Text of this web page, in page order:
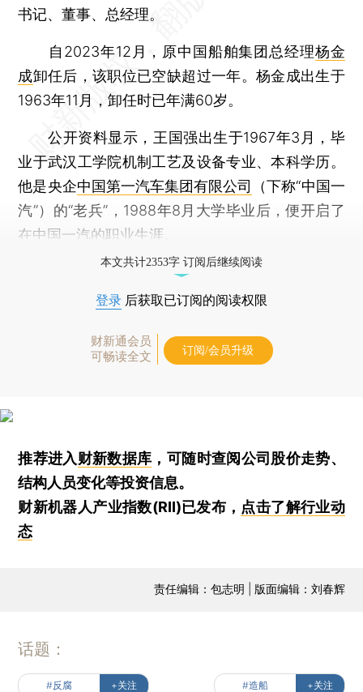
书记、董事、总经理。
自2023年12月，原中国船舶集团总经理杨金
成卸任后，该职位已空缺超过一年。杨金成出生于
1963年11月，卸任时已年满60岁。
公开资料显示，王国强出生于1967年3月，毕
业于武汉工学院机制工艺及设备专业、本科学历。
他是央企中国第一汽车集团有限公司
（下称“中国一
汽”）的“老兵”，1988年8月大学毕业后，便开启了
在中国一汽的职业生涯。
本文共计2353字 订阅后继续阅读
登录 后获取已订阅的阅读权限
财新通会员
可畅读全文
订阅/会员升级
推荐进入财新数据库 ，可随时查阅公司股价走势、
结构人员变化等投资信息。
财新机器人产业指数(RII)已发布， 点击了解行业动
态
责任编辑：包志明 | 版面编辑：刘春辉
话题：
#反腐 +关注 #造船 +关注